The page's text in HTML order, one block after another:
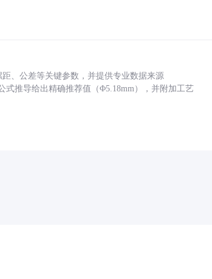
、公差等关键参数，并提供专业数据来源
式推导给出精确推荐值（Φ5.18mm），并附加工艺